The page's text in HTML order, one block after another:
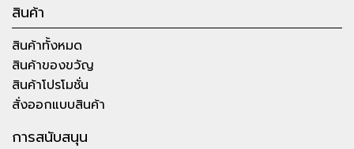
สินค้า
สินค้าทั้งหมด
สินค้าของขวัญ
สินค้าโปรโมชั่น
สั่งออกแบบสินค้า
การสนับสนุน